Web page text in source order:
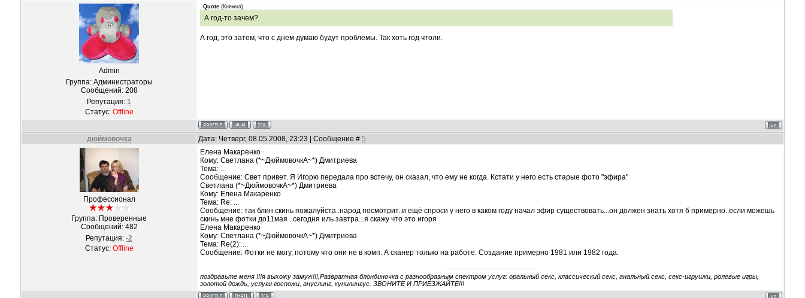
Admin
Группа: Администраторы
Сообщений: 208
Репутация: 1
Статус: Offline
Quote (Княжна)
А год-то зачем?
А год, это затем, что с днем думаю будут проблемы. Так хоть год чтоли.
дюймовочка Дата: Четверг, 08.05.2008, 23:23 | Сообщение # 5
Профессионал
Группа: Проверенные
Сообщений: 482
Репутация: -2
Статус: Offline
Елена Макаренко
Кому: Светлана (*~ДюймовочкА~*) Дмитриева
Тема: ...
Сообщение: Свет привет. Я Игорю передала про встечу, он сказал, что ему не когда. Кстати у него есть старые фото "эфира"
Светлана (*~ДюймовочкА~*) Дмитриева
Кому: Елена Макаренко
Тема: Re: ...
Сообщение: так блин скинь пожалуйста..народ посмотрит..и ещё спроси у него в каком году начал эфир существовать...он должен знать хотя б примерно..если можешь
скинь мне фотки до11мая ..сегодня иль завтра...я скажу что это игоря
Елена Макаренко
Кому: Светлана (*~ДюймовочкА~*) Дмитриева
Тема: Re(2): ...
Сообщение: Фотки не могу, потому что они не в комп. А сканер только на работе. Создание примерно 1981 или 1982 года.
поздравьте меня !!!я выхожу замуж!!!,Развратная блондиночка с разнообразным спектром услуг: оральный секс, классический секс, анальный секс, секс-игрушки, ролевые игры,
золотой дождь, услуги госпожи, ануслинг, кунилингус. ЗВОНИТЕ И ПРИЕЗЖАЙТЕ!!!